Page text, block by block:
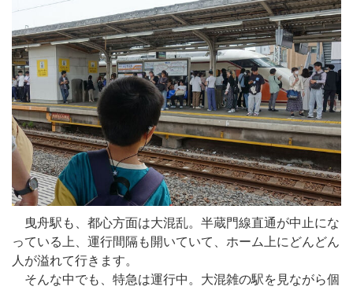
曳舟駅も、都心方面は大混乱。半蔵門線直通が中止にな
っている上、運行間隔も開いていて、ホーム上にどんどん
人が溢れて行きます。
そんな中でも、特急は運行中。大混雑の駅を見ながら個